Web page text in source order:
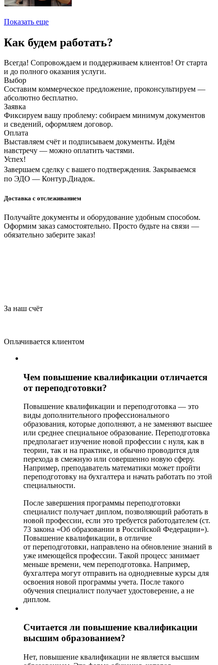
Показать еще
Как будем работать?
Всегда! Сопровождаем и поддерживаем клиентов! От старта
и до полного оказания услуги.
Выбор
Составим коммерческое предложение, проконсультируем —
абсолютно бесплатно.
Заявка
Фиксируем вашу проблему: собираем минимум документов
и сведений, оформляем договор.
Оплата
Выставляем счёт и подписываем документы. Идём
навстречу — можно оплатить частями.
Успех!
Завершаем сделку с вашего подтверждения. Закрываемся
по ЭДО — Контур.Диадок.
Доставка с отслеживанием
Получайте документы и оборудование удобным способом.
Оформим заказ самостоятельно. Просто будьте на связи —
обязательно заберите заказ!
За наш счёт
Оплачивается клиентом
Чем повышение квалификации отличается
от переподготовки?
Повышение квалификации и переподготовка — это
виды дополнительного профессионального
образования, которые дополняют, а не заменяют высшее
или среднее специальное образование. Переподготовка
предполагает изучение новой профессии с нуля, как в
теории, так и на практике, и обычно проводится для
перехода в смежную или совершенно новую сферу.
Например, преподаватель математики может пройти
переподготовку на бухгалтера и начать работать по этой
специальности.
После завершения программы переподготовки
специалист получает диплом, позволяющий работать в
новой профессии, если это требуется работодателем (ст.
73 закона «Об образовании в Российской Федерации»).
Повышение квалификации, в отличие
от переподготовки, направлено на обновление знаний в
уже имеющейся профессии. Такой процесс занимает
меньше времени, чем переподготовка. Например,
бухгалтера могут отправить на однодневные курсы для
освоения новой программы учета. После такого
обучения специалист получает удостоверение, а не
диплом.
Считается ли повышение квалификации
высшим образованием?
Нет, повышение квалификации не является высшим